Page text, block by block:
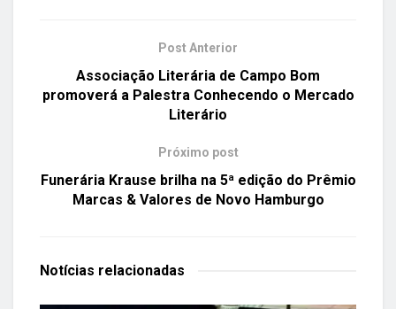
Post Anterior
Associação Literária de Campo Bom
promoverá a Palestra Conhecendo o Mercado
Literário
Próximo post
Funerária Krause brilha na 5ª edição do Prêmio
Marcas & Valores de Novo Hamburgo
Notícias relacionadas